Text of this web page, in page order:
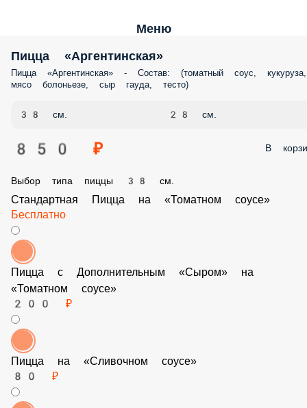
Меню
Пицца «Аргентинская»
Пицца «Аргентинская» - Состав: (томатный соус, кукуруза, мясо
болоньезе, сыр гауда, тесто)
38 см. 28 см.
850 ₽ В
Выбор типа пиццы 38 см.
Стандартная Пицца на «Томатном соусе»
Бесплатно
Пицца с Дополнительным «Сыром» на «Томатном соусе»
200 ₽
80 ₽